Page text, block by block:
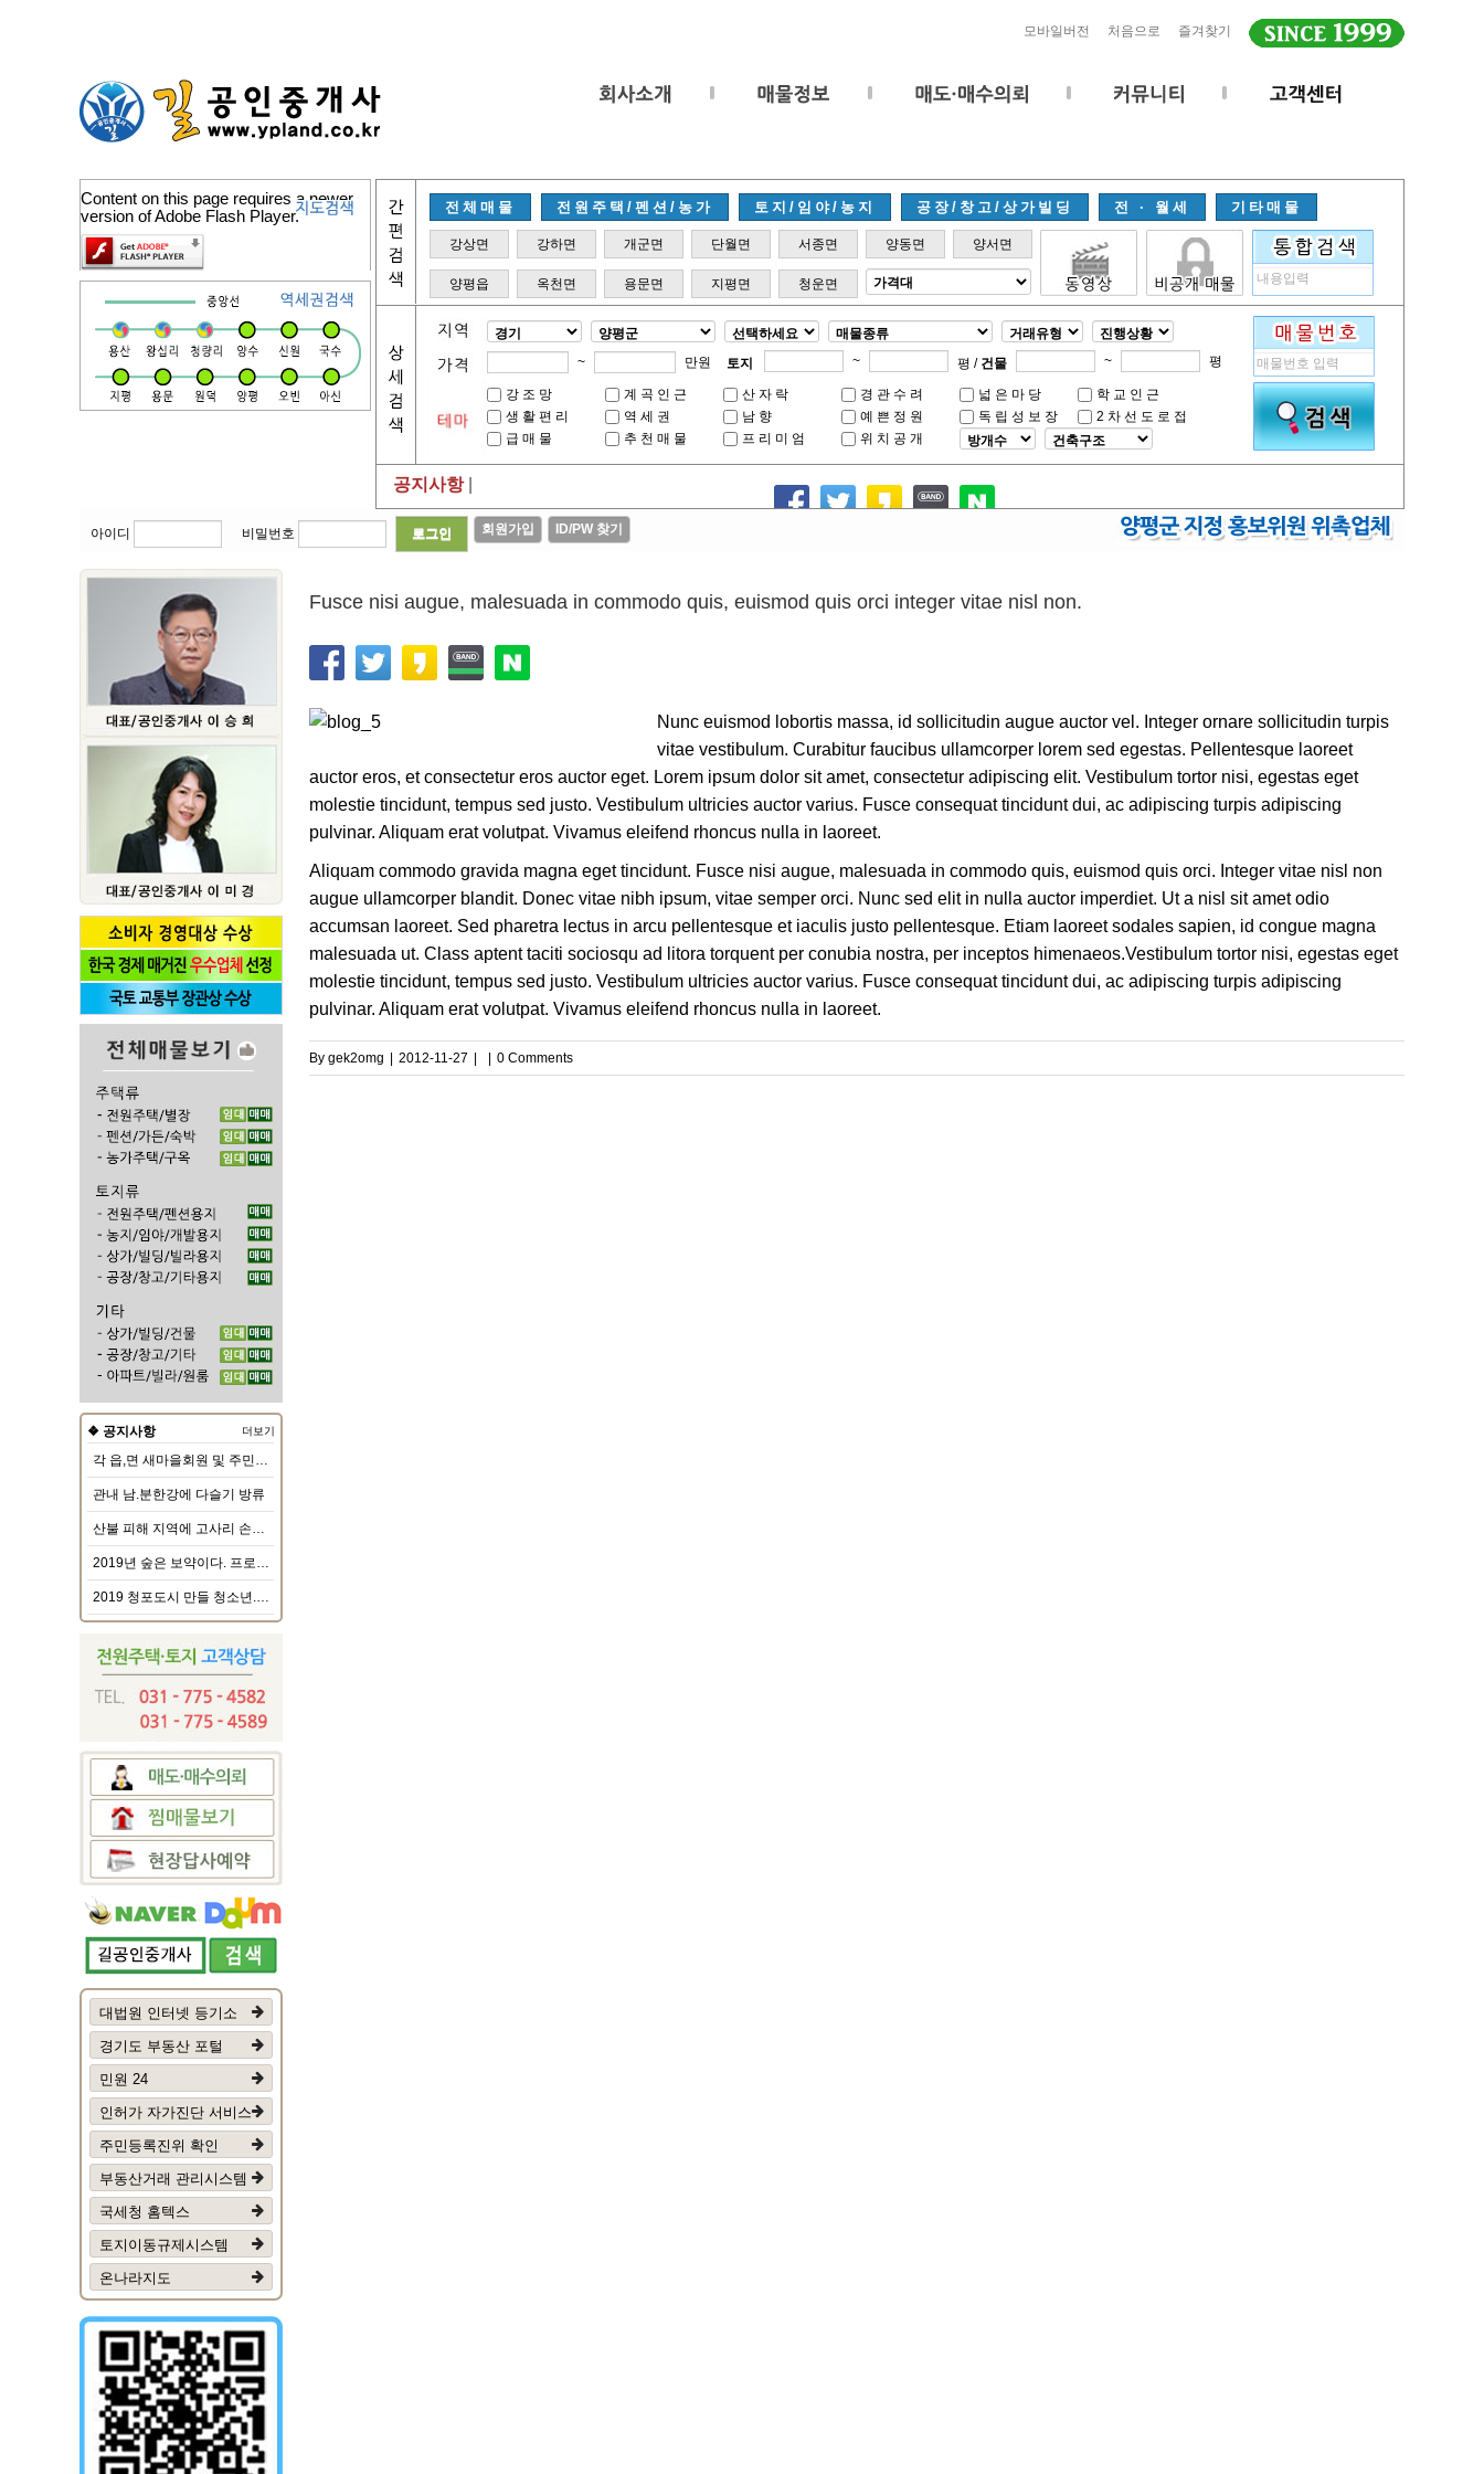
모바일버전 처음으로 즐겨찾기
Content on this page requires a newer
version of Adobe Flash Player.
전체매물 전원주택/펜션/농가 토지/임야/농지 공장/창고/상가빌딩 전 · 월세 기타매물
강상면 강하면 개군면 단월면 서종면 양동면 양서면
양평읍 옥천면 용문면 지평면 청운면
~ 만원 토지 ~ 평 / 건물 ~ 평
강조망 계곡인근 산자락 경관수려 넓은마당
학교인근
생활편리
역세권 남향 예쁜정원 독립성보장
2차선도로접
급매물
추천매물 프리미엄 위치공개
공지사항|
공휴일에도 상담 및 답사 가능합니다. 방문 전, 꼭 예약하시고 방문하세요~
아이디 비밀번호 회원가입 ID/PW 찾기
Fusce nisi augue, malesuada in commodo quis, euismod quis orci integer vitae nisl non.
Nunc euismod lobortis massa, id sollicitudin augue auctor vel. Integer ornare sollicitudin turpis
vitae vestibulum. Curabitur faucibus ullamcorper lorem sed egestas. Pellentesque laoreet
auctor eros, et consectetur eros auctor eget. Lorem ipsum dolor sit amet, consectetur adipiscing elit. Vestibulum tortor nisi, egestas eget
molestie tincidunt, tempus sed justo. Vestibulum ultricies auctor varius. Fusce consequat tincidunt dui, ac adipiscing turpis adipiscing
pulvinar. Aliquam erat volutpat. Vivamus eleifend rhoncus nulla in laoreet.
Aliquam commodo gravida magna eget tincidunt. Fusce nisi augue, malesuada in commodo quis, euismod quis orci. Integer vitae nisl non
augue ullamcorper blandit. Donec vitae nibh ipsum, vitae semper orci. Nunc sed elit in nulla auctor imperdiet. Ut a nisl sit amet odio
accumsan laoreet. Sed pharetra lectus in arcu pellentesque et iaculis justo pellentesque. Etiam laoreet sodales sapien, id congue magna
malesuada ut. Class aptent taciti sociosqu ad litora torquent per conubia nostra, per inceptos himenaeos.Vestibulum tortor nisi, egestas eget
molestie tincidunt, tempus sed justo. Vestibulum ultricies auctor varius. Fusce consequat tincidunt dui, ac adipiscing turpis adipiscing
pulvinar. Aliquam erat volutpat. Vivamus eleifend rhoncus nulla in laoreet.
Bygek2omg 2012-11-27 0 Comments
❖ 공지사항 더보기
각 읍,면 새마을회원 및 주민대상 순회인구교육
관내 남.분한강에 다슬기 방류
산불 피해 지역에 고사리 손으로 전하는 마음
2019년 숲은 보약이다. 프로그램 운영
2019 청포도시 만들 청소년.청년 모여라~~
대법원 인터넷 등기소
경기도 부동산 포털
민원 24
인허가 자가진단 서비스
주민등록진위 확인
부동산거래 관리시스템
국세청 홈텍스
토지이동규제시스템
온나라지도